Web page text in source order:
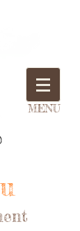
MENU